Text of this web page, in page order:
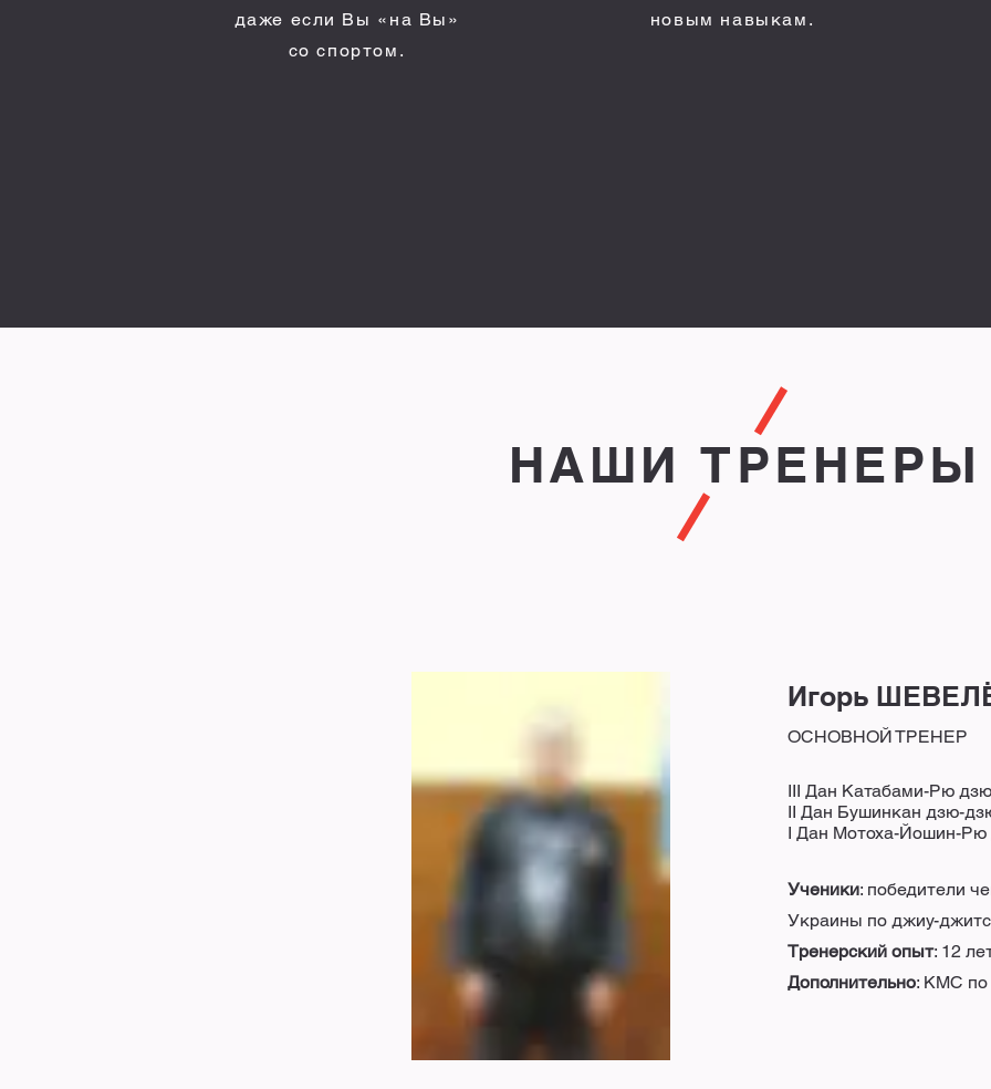
даже если Вы «на Вы»
со спортом.
новым навыкам.
НАШИ ТРЕНЕРЫ
Игорь
ОСНОВНОЙ ТРЕНЕР
III Дан Катабами-Рю
II Дан Бушинкан дзю-
I Дан Мотоха-Йошин-
Ученики: победители
Украины по джиу-
Тренерский опыт: 12
Дополнительно: КМС по